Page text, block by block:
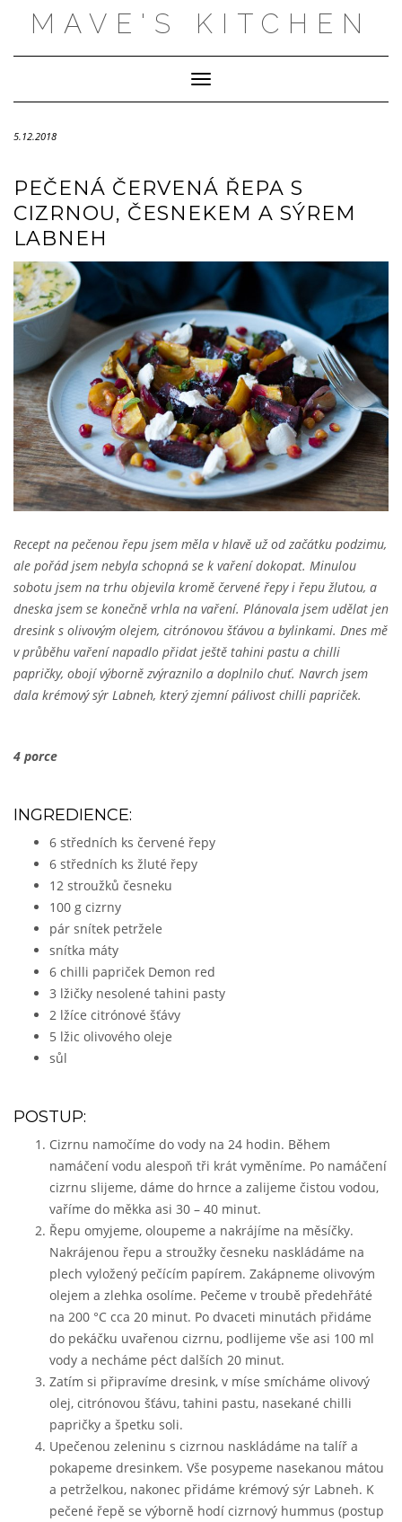
content
MAVE'S KITCHEN
Toggle Navigation
5.12.2018
PEČENÁ ČERVENÁ ŘEPA S
CIZRNOU, ČESNEKEM A SÝREM
LABNEH
Recept na pečenou řepu jsem měla v hlavě už od začátku podzimu,
ale pořád jsem nebyla schopná se k vaření dokopat. Minulou
sobotu jsem na trhu objevila kromě červené řepy i řepu žlutou, a
dneska jsem se konečně vrhla na vaření. Plánovala jsem udělat jen
dresink s olivovým olejem, citrónovou šťávou a bylinkami. Dnes mě
v průběhu vaření napadlo přidat ještě tahini pastu a chilli
papričky, obojí výborně zvýraznilo a doplnilo chuť. Navrch jsem
dala krémový sýr Labneh, který zjemní pálivost chilli papriček.
4 porce
INGREDIENCE:
6 středních ks červené řepy
6 středních ks žluté řepy
12 stroužků česneku
100 g cizrny
pár snítek petržele
snítka máty
6 chilli papriček Demon red
3 lžičky nesolené tahini pasty
2 lžíce citrónové šťávy
5 lžic olivového oleje
sůl
POSTUP:
Cizrnu namočíme do vody na 24 hodin. Během
namáčení vodu alespoň tři krát vyměníme. Po namáčení
cizrnu slijeme, dáme do hrnce a zalijeme čistou vodou,
vaříme do měkka asi 30 – 40 minut.
Řepu omyjeme, oloupeme a nakrájíme na měsíčky.
Nakrájenou řepu a stroužky česneku naskládáme na
plech vyložený pečícím papírem. Zakápneme olivovým
olejem a zlehka osolíme. Pečeme v troubě předehřáté
na 200 °C cca 20 minut. Po dvaceti minutách přidáme
do pekáčku uvařenou cizrnu, podlijeme vše asi 100 ml
vody a necháme péct dalších 20 minut.
Zatím si připravíme dresink, v míse smícháme olivový
olej, citrónovou šťávu, tahini pastu, nasekané chilli
papričky a špetku soli.
Upečenou zeleninu s cizrnou naskládáme na talíř a
pokapeme dresinkem. Vše posypeme nasekanou mátou
a petrželkou, nakonec přidáme krémový sýr Labneh. K
pečené řepě se výborně hodí cizrnový hummus (postup